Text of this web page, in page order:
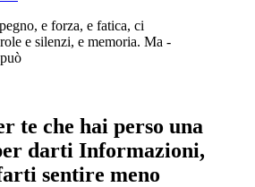
e forza, e fatica, ci
e silenzi, e memoria. Ma -
te che hai perso una
darti Informazioni,
sentire meno